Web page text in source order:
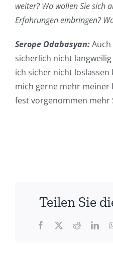
weiter? Wo wollen Sie sich
Erfahrungen einbringen?
Serope Odabasyan:
sicherlich nicht
ich sicher nicht
mich gerne mehr meiner
fest vorgenommen mehr
Teilen Sie
Facebook
X Reddit